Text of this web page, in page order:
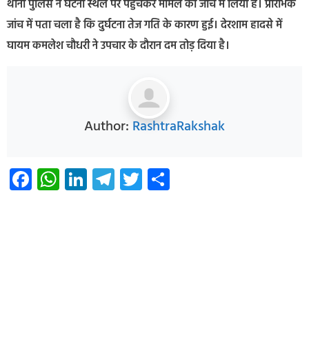
थाना पुलिस ने घटना स्थल पर पहुंचकर मामले को जांच में लिया है। प्रारंभिक
जांच में पता चला है कि दुर्घटना तेज गति के कारण हुई। देरशाम हादसे में
घायम कमलेश चौधरी ने उपचार के दौरान दम तोड़ दिया है।
Author: RashtraRakshak
Facebook
WhatsApp
LinkedIn
Telegram
Twitter